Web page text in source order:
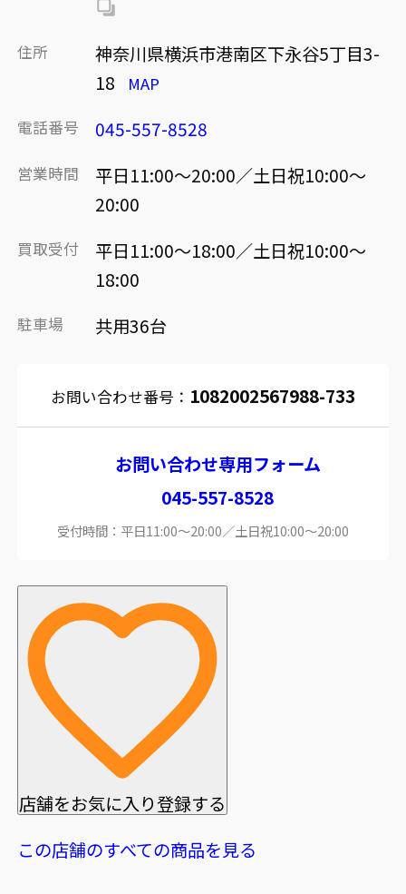
住所
神奈川県横浜市港南区下永谷5丁目3-
18
MAP
電話番号 045-557-8528
営業時間
平日11:00～20:00／土日祝10:00～
20:00
買取受付
平日11:00～18:00／土日祝10:00～
18:00
駐車場 共用36台
お問い合わせ番号： 1082002567988-733
お問い合わせ専用フォーム
045-557-8528
受付時間：平日11:00～20:00／土日祝10:00～20:00
店舗をお気に入り登録する
この店舗のすべての商品を見る